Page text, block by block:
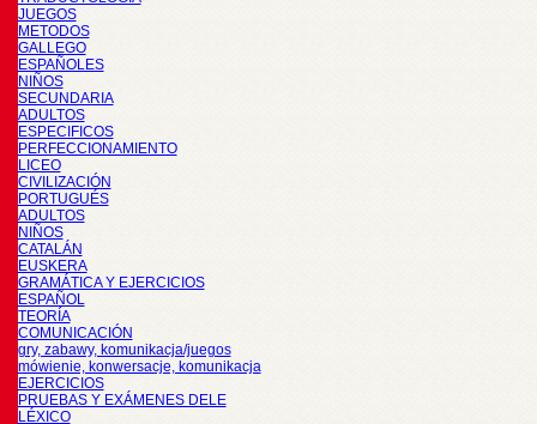
JUEGOS
METODOS
GALLEGO
ESPAÑOLES
NIÑOS
SECUNDARIA
ADULTOS
ESPECIFICOS
PERFECCIONAMIENTO
LICEO
CIVILIZACIÓN
PORTUGUÉS
ADULTOS
NIÑOS
CATALÁN
EUSKERA
GRAMÁTICA Y EJERCICIOS
ESPAÑOL
TEORÍA
COMUNICACIÓN
gry, zabawy, komunikacja/juegos
mówienie, konwersacje, komunikacja
EJERCICIOS
PRUEBAS Y EXÁMENES DELE
LÉXICO